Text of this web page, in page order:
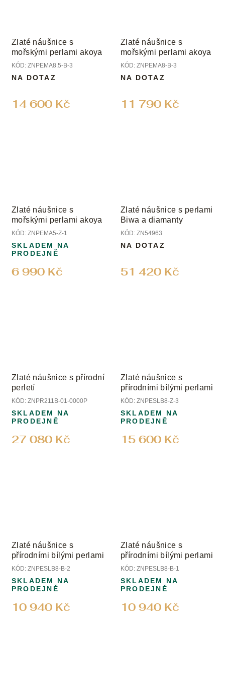
Zlaté náušnice s
mořskými perlami akoya
KÓD: ZNPEMA8.5-B-3
14 600 Kč
NA DOTAZ
Zlaté náušnice s
mořskými perlami akoya
KÓD: ZNPEMA8-B-3
11 790 Kč
NA DOTAZ
Zlaté náušnice s
mořskými perlami akoya
KÓD: ZNPEMA5-Z-1
6 990 Kč
SKLADEM NA
PRODEJNĚ
Zlaté náušnice s perlami
Biwa a diamanty
KÓD: ZN54963
51 420 Kč
NA DOTAZ
Zlaté náušnice s přírodní
perletí
KÓD: ZNPR211B-01-0000P
27 080 Kč
SKLADEM NA
PRODEJNĚ
Zlaté náušnice s
přírodními bílými perlami
KÓD: ZNPESLB8-Z-3
15 600 Kč
SKLADEM NA
PRODEJNĚ
Zlaté náušnice s
přírodními bílými perlami
KÓD: ZNPESLB8-B-2
10 940 Kč
SKLADEM NA
PRODEJNĚ
Zlaté náušnice s
přírodními bílými perlami
KÓD: ZNPESLB8-B-1
10 940 Kč
SKLADEM NA
PRODEJNĚ